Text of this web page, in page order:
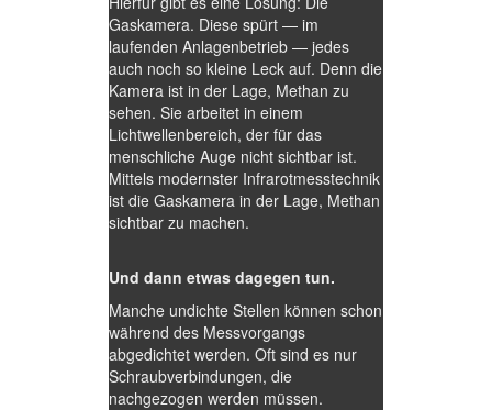
Gaskamera. Diese spürt — im
laufenden Anlagenbetrieb — jedes
auch noch so kleine Leck auf. Denn die
Kamera ist in der Lage, Methan zu
sehen. Sie arbeitet in einem
Lichtwellenbereich, der für das
menschliche Auge nicht sichtbar ist.
Mittels modernster Infrarotmesstechnik
ist die Gaskamera in der Lage, Methan
sichtbar zu machen.
Und dann etwas dagegen tun.
Manche undichte Stellen können schon
während des Messvorgangs
abgedichtet werden. Oft sind es nur
Schraubverbindungen, die
nachgezogen werden müssen.